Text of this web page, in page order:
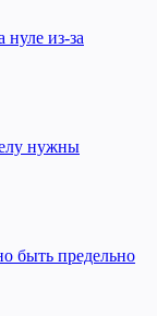
из-за
нужны
быть предельно